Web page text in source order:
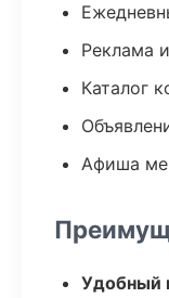
Реклама
Каталог
Афиша
Удобный